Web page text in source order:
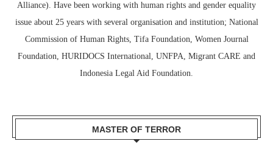
Alliance). Have been working with human rights and gender equality
issue about 25 years with several organisation and institution; National
Commission of Human Rights, Tifa Foundation, Women Journal
Foundation, HURIDOCS International, UNFPA, Migrant CARE and
Indonesia Legal Aid Foundation.
MASTER OF TERROR